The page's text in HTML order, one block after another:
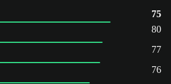
75
80
77
76